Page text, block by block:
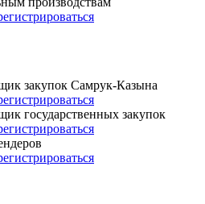
закупок Самрук-Казына
государственных закупок